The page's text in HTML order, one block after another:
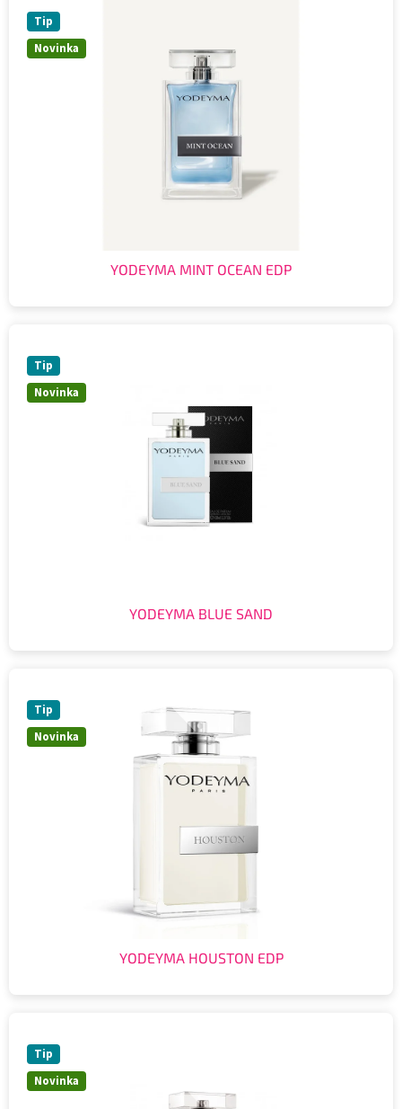
Novinka
Tip
YODEYMA MINT OCEAN EDP
Novinka
Tip
YODEYMA BLUE SAND
Novinka
Tip
YODEYMA HOUSTON EDP
Novinka
Tip